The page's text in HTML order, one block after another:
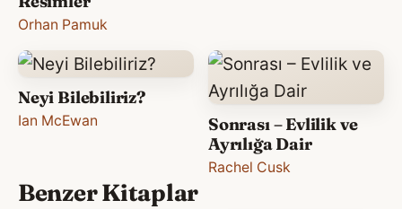
Orhan Pamuk
Neyi Bilebiliriz?
Ian McEwan
Sonrası – Evlilik ve
Ayrılığa Dair
Rachel Cusk
Benzer Kitaplar